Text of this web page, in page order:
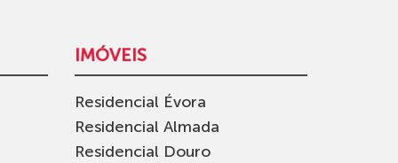
IMÓVEIS
Residencial Évora
Residencial Almada
Residencial Douro